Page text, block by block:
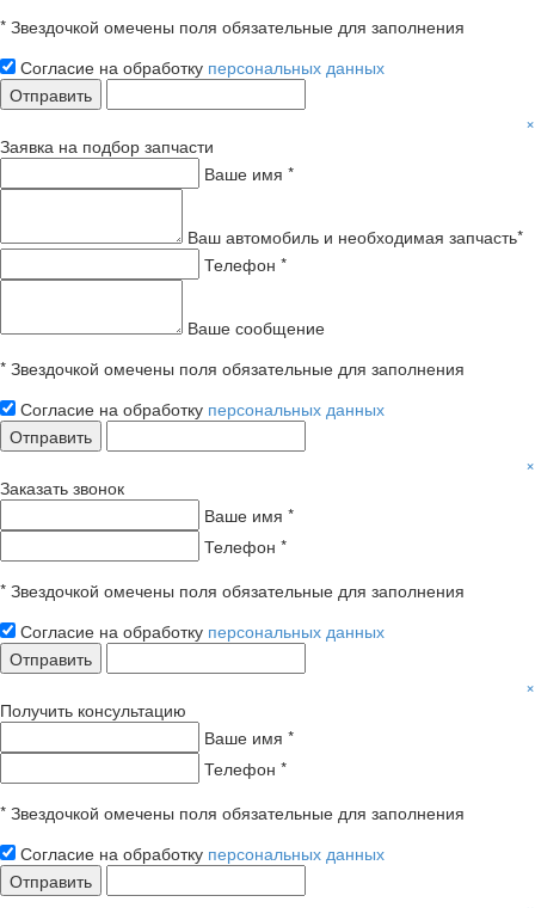
* Звездочкой омечены поля обязательные для заполнения
Согласие на обработку персональных данных
Отправить
×
Заявка на подбор запчасти
Ваше имя *
Ваш автомобиль и необходимая запчасть*
Телефон *
Ваше сообщение
* Звездочкой омечены поля обязательные для заполнения
Согласие на обработку персональных данных
Отправить
×
Заказать звонок
Ваше имя *
Телефон *
* Звездочкой омечены поля обязательные для заполнения
Согласие на обработку персональных данных
Отправить
×
Получить консультацию
Ваше имя *
Телефон *
* Звездочкой омечены поля обязательные для заполнения
Согласие на обработку персональных данных
Отправить